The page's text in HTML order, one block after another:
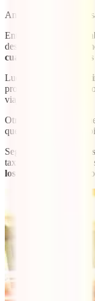
Antes de empezar a
Entramos en materia
desinteresada,
cuatro timos
Luego abordamos
los
proponen un tour o
viajeros.
Otro momento en el
que a los locales.
Seguimos con
los
taxímetro diciendo que
los trenes
, o sus